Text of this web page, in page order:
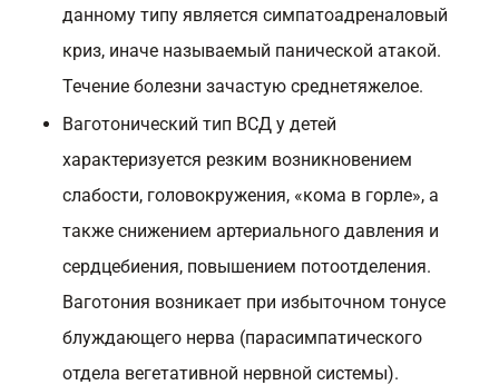
данному типу является симпатоадреналовый
криз, иначе называемый панической атакой.
Течение болезни зачастую среднетяжелое.
Ваготонический тип ВСД у детей
характеризуется резким возникновением
слабости, головокружения, «кома в горле», а
также снижением артериального давления и
сердцебиения, повышением потоотделения.
Ваготония возникает при избыточном тонусе
блуждающего нерва (парасимпатического
отдела вегетативной нервной системы).